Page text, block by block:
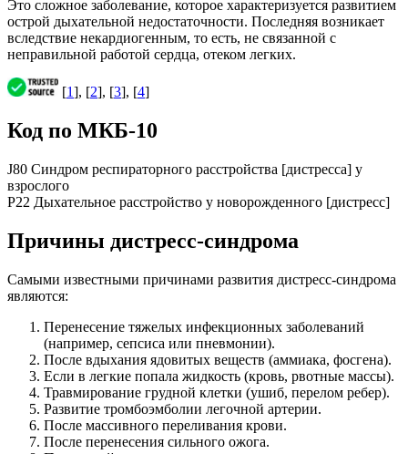
Это сложное заболевание, которое характеризуется развитием
острой дыхательной недостаточности. Последняя возникает
вследствие некардиогенным, то есть, не связанной с
неправильной работой сердца, отеком легких.
[1], [2], [3], [4]
Код по МКБ-10
J80 Синдром респираторного расстройства [дистресса] у
взрослого
P22 Дыхательное расстройство у новорожденного [дистресс]
Причины дистресс-синдрома
Самыми известными причинами развития дистресс-синдрома
являются:
Перенесение тяжелых инфекционных заболеваний
(например, сепсиса или пневмонии).
После вдыхания ядовитых веществ (аммиака, фосгена).
Если в легкие попала жидкость (кровь, рвотные массы).
Травмирование грудной клетки (ушиб, перелом ребер).
Развитие тромбоэмболии легочной артерии.
После массивного переливания крови.
После перенесения сильного ожога.